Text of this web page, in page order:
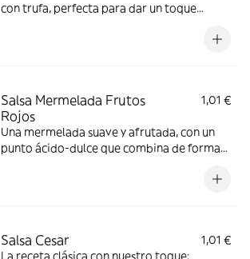
con trufa, perfecta para dar un toque
Salsa Mermelada Frutos
Rojos
1,01 €
Una mermelada suave y afrutada, con un
punto ácido-dulce que combina de forma
Salsa Cesar
1,01 €
La receta clásica con nuestro toque: